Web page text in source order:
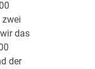
das
der